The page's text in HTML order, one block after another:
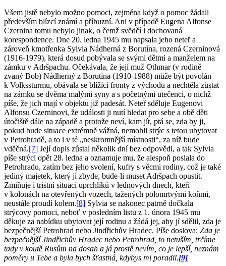
Všem jistě nebylo možno pomoci, zejména když o pomoc žádali
především blízcí známí a příbuzní. Ani v případě Eugena Alfonse
Czernina tomu nebylo jinak, o čemž svědčí i dochovaná
korespondence. Dne 20. ledna 1945 mu napsala jeho neteř a
zároveň kmotřenka Sylvia Nádherná z Borutína, rozená Czerninová
(1916-1979), která dosud pobývala se svými dětmi a manželem na
zámku v Adršpachu. Očekávala, že její muž Othmar (v rodině
zvaný Bob) Nádherný z Borutína (1910-1988) může být povolán
k Volkssturmu, obávala se blížící fronty z východu a nechtěla zůstat
na zámku se dvěma malými syny a s početnými utečenci, o nichž
píše, že jich mají v objektu již padesát. Neteř sděluje Eugenovi
Alfonsu Czerninovi, že události ji nutí hledat pro sebe a obě děti
útočiště dále na západě a protože neví, kam jít, ptá se, zda by ji,
pokud bude situace extrémně vážná, nemohli strýc s tetou ubytovat
v Petrohradě, a to i v té „neskromnější místnosti“, za níž bude
vděčná.[7] Její dopis zůstal několik dní bez odpovědi, a tak Sylvia
píše strýci opět 28. ledna a oznamuje mu, že alespoň poslala do
Petrohradu, zatím bez jeho svolení, kufry s věcmi rodiny, což je také
jediný majetek, který jí zbyde, bude-li muset Adršpach opustit.
Zmiňuje i tristní situaci uprchlíků v lednových dnech, kteří
v kolonách na otevřených vozech, tažených polomrtvými koňmi,
neustále proudí kolem.[8] Sylvia se nakonec patrně dočkala
strýcovy pomoci, neboť v posledním listu z 1. února 1945 mu
děkuje za nabídku ubytovat její rodinu a žádá jej, aby jí sdělil, zda je
bezpečnější Petrohrad nebo Jindřichův Hradec. Píše doslova: Zda je
bezpečnější Jindřichův Hradec nebo Petrohrad, to netuším, trčíme
tady v koutě Rusům na dosah a já prostě nevím, co je lepší, neznám
poměry u Tebe a byla bych šťastná, kdybys mi poradil.[9]